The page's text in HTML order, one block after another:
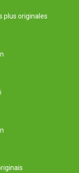
plus originales